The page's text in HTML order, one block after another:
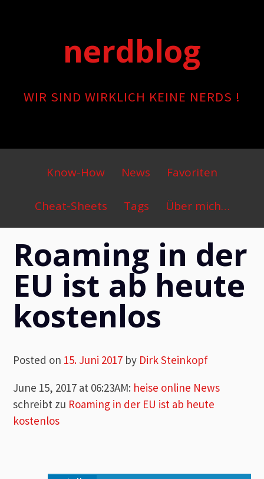
nerdblog
WIR SIND WIRKLICH KEINE NERDS !
Primary
Menu
Know-How News Favoriten
Cheat-Sheets Tags Über mich…
Roaming in der
EU ist ab heute
kostenlos
Posted on 15. Juni 2017 by Dirk Steinkopf
June 15, 2017 at 06:23AM: heise online News
schreibt zu Roaming in der EU ist ab heute
kostenlos